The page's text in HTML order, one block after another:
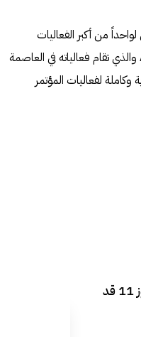
من أكبر الفعاليات
التكنولوجية في المنطقة AI Everything والذي تقام فعالياته في العاصمة
وكاملة لفعاليات المؤتمر
مايكروسوفت تعترف بخلل في ويندوز 11 قد